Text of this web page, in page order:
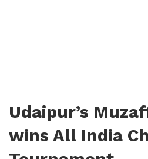
Udaipur’s
wins All India